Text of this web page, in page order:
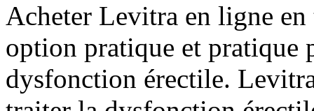
Acheter Levitra en ligne en
option pratique et pratique
dysfonction érectile.